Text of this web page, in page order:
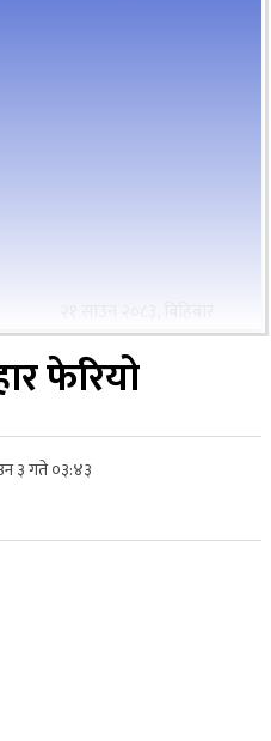
फेरियो
३ गते ०३:४३